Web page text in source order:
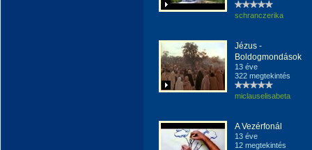
schranczerika
Jézus -
Boldogmondások
13 éve
322 megtekintés
miclauselisabeta
A Vezérfonál
13 éve
12 megtekintés